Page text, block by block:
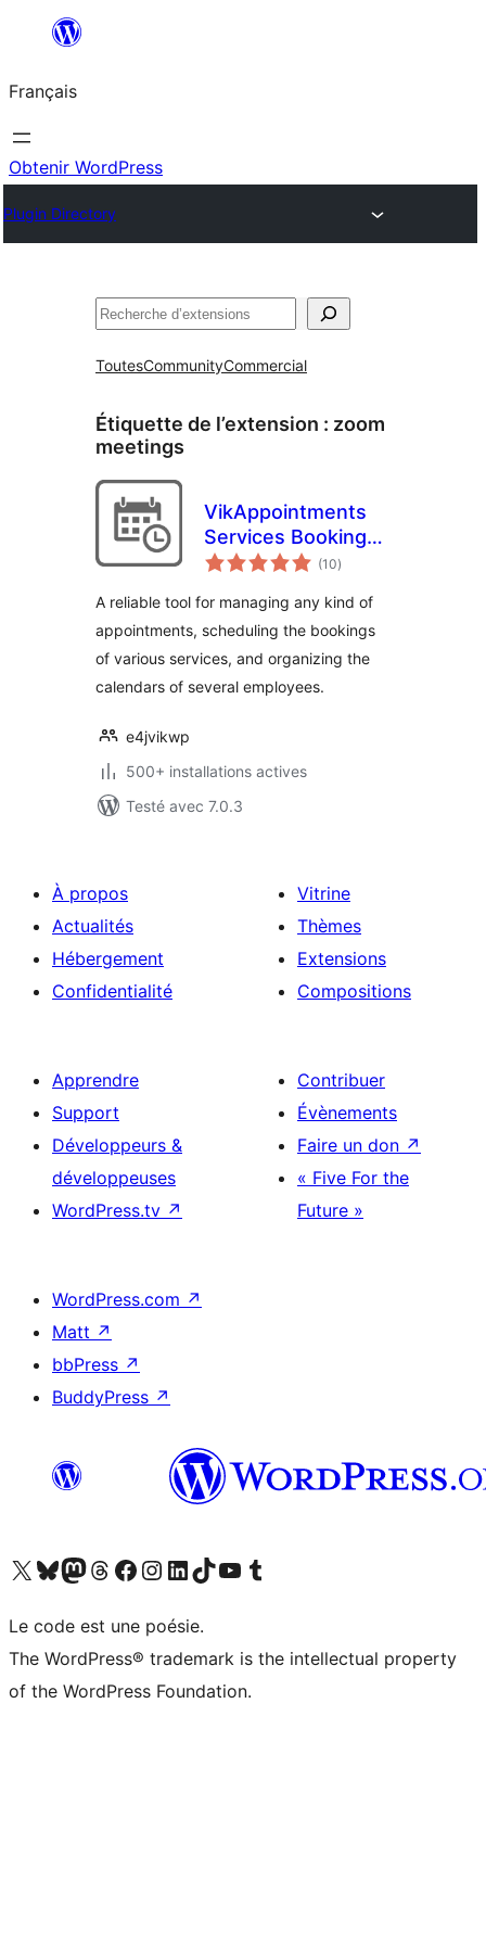
contenu
Français
Obtenir WordPress
Plugin Directory
Rechercher
ToutesCommunityCommercial
Étiquette de l’extension : zoom
meetings
VikAppointments
Services Booking
Calendar
(10notes
en
)
A reliable tool for managing any kind of
appointments, scheduling the bookings
of various services, and organizing the
calendars of several employees.
e4jvikwp
500+ installations actives
Testé avec 7.0.3
À propos
Actualités
Hébergement
Confidentialité
Vitrine
Thèmes
Extensions
Compositions
Apprendre
Support
Développeurs &
développeuses
WordPress.tv ↗
Contribuer
Évènements
Faire un don ↗
« Five For the
Future »
WordPress.com ↗
Matt ↗
bbPress ↗
BuddyPress ↗
Visitez notre compte X (précédemment Twitter)
Visiter notre compte Bluesky
Visiter notre compte Mastodon
Visiter notre compte Threads
Consulter notre compte Facebook
Consulter notre compte Instagram
Consulter notre compte LinkedIn
Visiter notre compte TokTok
Visiter notre chaîne YouTube
Visiter notre compte Tumblr
Le code est une poésie.
The WordPress® trademark is the intellectual property
of the WordPress Foundation.